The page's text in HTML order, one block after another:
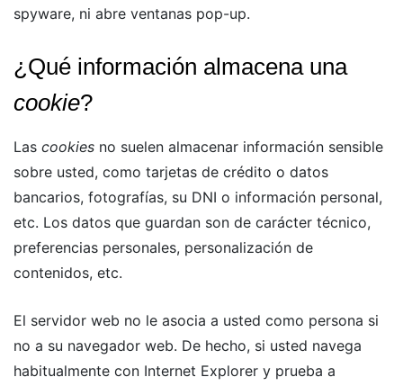
spyware, ni abre ventanas pop-up.
¿Qué información almacena una
cookie?
Las cookies no suelen almacenar información sensible
sobre usted, como tarjetas de crédito o datos
bancarios, fotografías, su DNI o información personal,
etc. Los datos que guardan son de carácter técnico,
preferencias personales, personalización de
contenidos, etc.
El servidor web no le asocia a usted como persona si
no a su navegador web. De hecho, si usted navega
habitualmente con Internet Explorer y prueba a